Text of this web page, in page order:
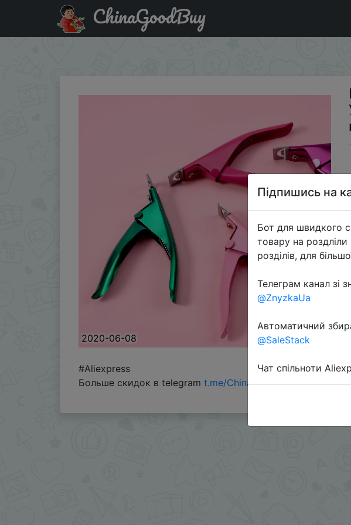
Купити на розпродажі Профессиональная машинка для стрижки
ChinaGoodBuy
2020-06-08
#Aliexpress
Больше скидок в telegram t.me/ChinaGoodBuy
Підпишись на
Бот для швидкого
товару на
розділів, для
Телеграм канал зі
@ZnyzkaUa
Автоматичний
@SaleStack
Чат спільноти